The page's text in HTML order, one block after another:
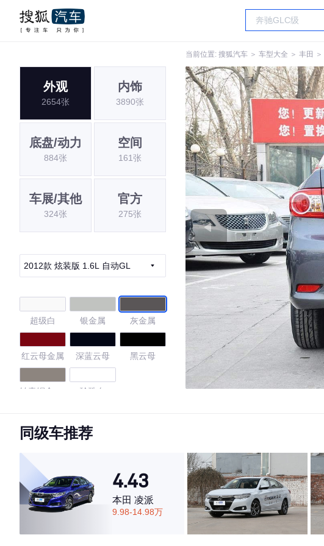
当前位置: 搜狐汽车 ＞ 车型大全 ＞ 丰田 ＞
外观
2654张
内饰
3890张
底盘/动力
884张
空间
161张
车展/其他
324张
官方
275张
2012款 炫装版 1.6L 自动GL
超级白 银金属 灰金属
红云母金属 深蓝云母 黑云母
铂青铜金属
珍珠白
4.74
·外观表现较为优秀，优于65%同级车
·内饰表现较为优秀，优于55%同级车
·空间表现较为优秀，优于77%同级车
同级车推荐
4.43
本田 凌派
9.98-14.98万